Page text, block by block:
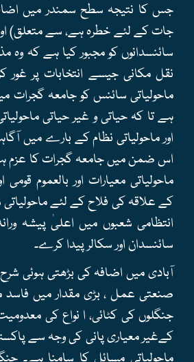
جس کا نتیجہ سطح سمندر میں
جات کے لئے خطرہ ہے، سے متعلق)
سائنسدانوں کو مجبور کیا ہے کہ وہ
نقل مکانی جیسے انتخابات پر
ماحولیاتی سائنس کو جامعہ گجرات
ہے تا کہ حیاتی و غیر حیاتی
اور ماحولیاتی نظام کے بارے میں
اس ضمن میں جامعہ گجرات کا عزم ہے
ماحولیاتی معیارات اور بالعموم
کے علاقہ کی فلاح کے لئے ماحولیاتی
انتظامی شعبوں میں اعلیٰ پیشہ
سائنسدان اور سکالر پیدا کرے۔
آبادی میں اضافہ کی بڑھتی ہوئی شرح
صنعتی عمل ، بڑی مقدار میں فاسد
جنگلوں کی کٹائی، ا نواع کی
کےغیر معیاری پانی کی وجہ سے